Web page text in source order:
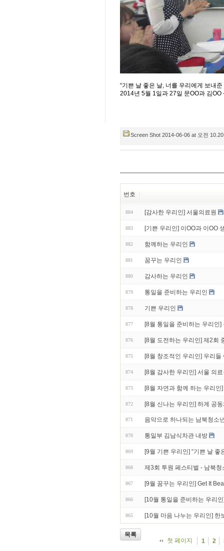
“기쁜 날 좋은 날, 너를 우리에게 보내준
2014년 5월 1일과 27일 문OO과 김
Screen Shot 2014-06-06 at 오전
번호
884 [감사한 우리인] 서울의료원
883 [기쁜 우리인] 이OO과 이OO
882 함께하는 우리인
881 꿈꾸는 우리인
880 감사하는 우리인
879 통일을 준비하는 우리인
878 기쁜 우리인
877 [8월 통일을 준비하는 우리인
876 [8월 도전하는 우리인] 제2회
875 [8월 창조적인 우리인] 우리들
874 [8월 감사한 우리인] 서울 의
873 [8월 자연과 함께 하는 우리인
872 [8월 신나는 우리인] 하계 공
871 음악으로 하나되는 남북청소
870 통일부 김남식차관 내방
869 [9월 기쁜 우리인] “기쁜 날 좋
868 제3회 투원 페스티벌 - 남북청
867 [9월 꿈꾸는 우리인] Get It
866 [10월 통일을 준비하는 우리
865 [10월 마음 나누는 우리인] 한
목록
첫 페이지
1 2